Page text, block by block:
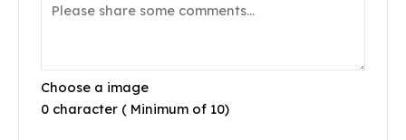
Choose a image
0 character ( Minimum of 10)